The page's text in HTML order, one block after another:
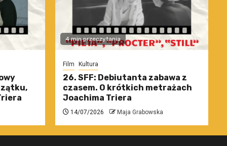
4 min przeczytania
Film Kultura
26. SFF: Debiutanta zabawa z
czasem. O krótkich metrażach
Joachima Triera
14/07/2026 Maja Grabowska